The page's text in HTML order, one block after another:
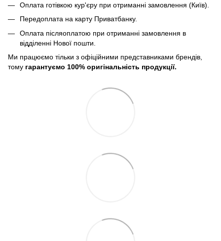
Оплата готівкою кур'єру при отриманні замовлення (Київ).
Передоплата на карту Приватбанку.
Оплата післяоплатою при отриманні замовлення в
відділенні Нової пошти.
Ми працюємо тільки з офіційними представниками брендів,
тому гарантуємо 100% оригінальність продукції.